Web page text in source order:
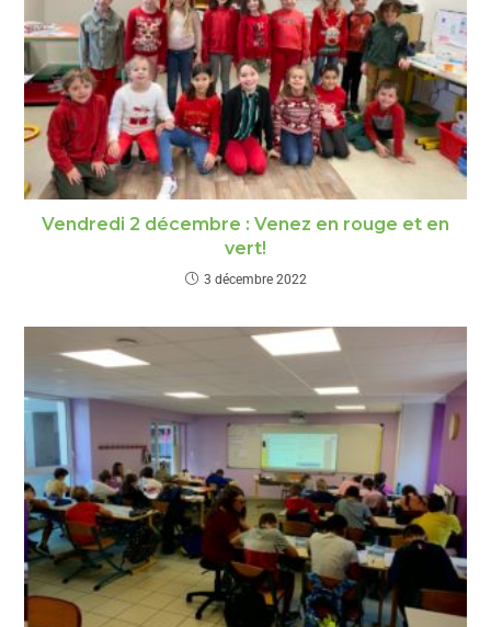
Vendredi 2 décembre : Venez en rouge et en
vert!
3 décembre 2022